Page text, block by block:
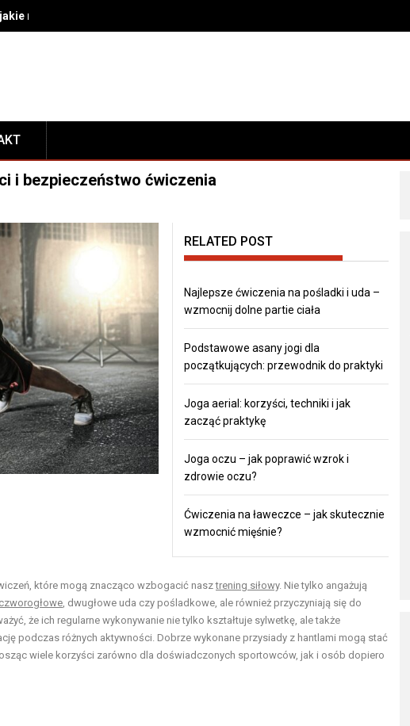
rozwiązania wybrać do bezpiecznego transportu i prezentacji produktów?
i bezpieczeństwo ćwiczenia
RELATED POST
Najlepsze ćwiczenia na pośladki i uda –
wzmocnij dolne partie ciała
Podstawowe asany jogi dla
początkujących: przewodnik do praktyki
Joga aerial: korzyści, techniki i jak
zacząć praktykę
Joga oczu – jak poprawić wzrok i
zdrowie oczu?
Ćwiczenia na ławeczce – jak skutecznie
wzmocnić mięśnie?
które mogą znacząco wzbogacić nasztrening siłowy. Nie tylko angażują
, dwugłowe uda czy pośladkowe, ale również przyczyniają się do
że ich regularne wykonywanie nie tylko kształtuje sylwetkę, ale także
podczas różnych aktywności. Dobrze wykonane przysiady z hantlami mogą stać
wiele korzyści zarówno dla doświadczonych sportowców, jak i osób dopiero